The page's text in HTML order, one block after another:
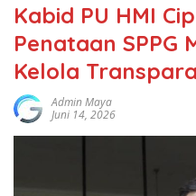
Kabid PU HMI
Penataan SPPG
Kelola
Admin Maya
Juni 14, 2026